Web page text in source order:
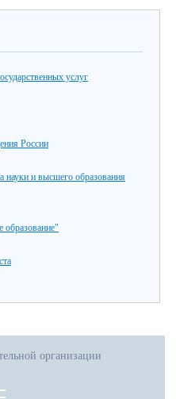
услуг
России
науки и высшего образования
образование"
организации